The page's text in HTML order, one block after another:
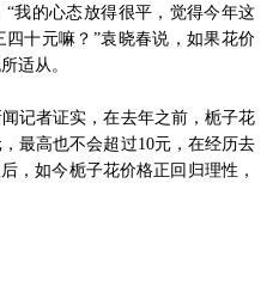
我的心态放得很平，觉得今年这
十元嘛？”袁晓春说，如果花价
适从。
记者证实，在去年之前，栀子花
最高也不会超过10元，在经历去
，如今栀子花价格正回归理性，